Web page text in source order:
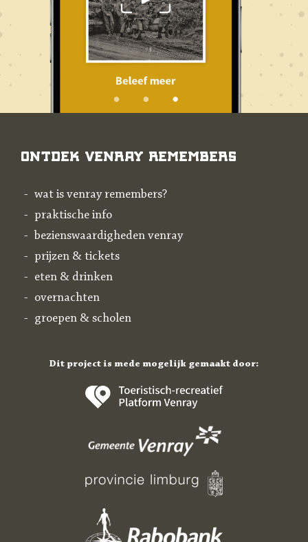
Ontdek Venray Remembers
wat is venray remembers?
praktische info
bezienswaardigheden venray
prijzen & tickets
eten & drinken
overnachten
groepen & scholen
Dit project is mede mogelijk gemaakt door: